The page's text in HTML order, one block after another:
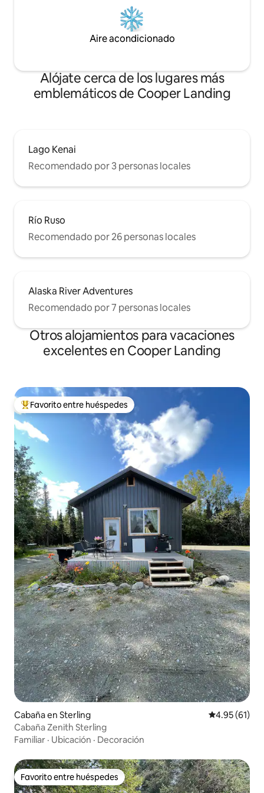
Aire acondicionado
Alójate cerca de los lugares más
emblemáticos de Cooper Landing
Lago Kenai
Recomendado por 3 personas locales
Río Ruso
Recomendado por 26 personas locales
Alaska River Adventures
Recomendado por 7 personas locales
Otros alojamientos para vacaciones
excelentes en Cooper Landing
Favorito entre huéspedes preferido
Favorito entre huéspedes
Cabaña en Sterling Calificación
4.95 (61)
Cabaña Zenith Sterling
Familiar · Ubicación · Decoración
Favorito entre huéspedes
Favorito entre huéspedes